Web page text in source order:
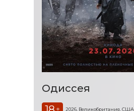
Одиссея
+ 2026, Великобритания, США